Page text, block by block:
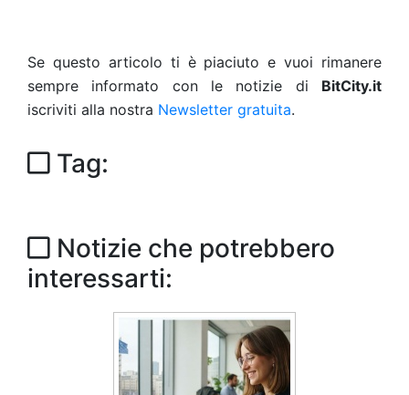
Se questo articolo ti è piaciuto e vuoi rimanere
sempre informato con le notizie di BitCity.it
iscriviti alla nostra Newsletter gratuita.
Tag:
Notizie che potrebbero
interessarti: